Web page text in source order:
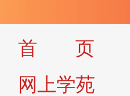
首 页
网上学苑